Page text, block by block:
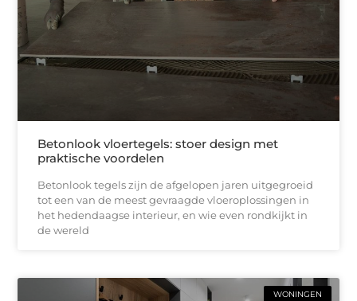
Betonlook vloertegels: stoer design met
praktische voordelen
Betonlook tegels zijn de afgelopen jaren uitgegroeid
tot een van de meest gevraagde vloeroplossingen in
het hedendaagse interieur, en wie even rondkijkt in
de wereld
WONINGEN